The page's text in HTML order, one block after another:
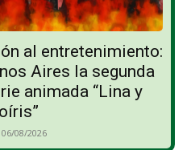
al entretenimiento:
Aires la segunda
animada “Lina y
06/08/2026